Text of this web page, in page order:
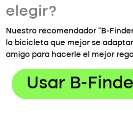
elegir?
Nuestro recomendador "B-
la bicicleta que mejor se
amigo para hacerle el mejor
Usar B-